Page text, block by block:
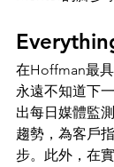
在Hoffman最
永遠不知道下
出每日媒體監
趨勢，為客戶
步。此外，在